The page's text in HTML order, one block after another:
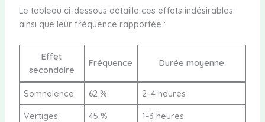
Le tableau ci-dessous détaille ces effets indésirables
ainsi que leur fréquence rapportée :
Effet
secondaire
Fréquence Durée moyenne
Somnolence 62 %
2–4 heures
Vertiges
45 % 1–3 heures